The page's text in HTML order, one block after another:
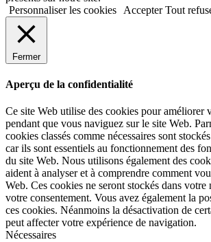
Personnaliser les cookies
Accepter Tout
Fermer
Aperçu de la confidentialité
Ce site Web utilise des cookies pour améliorer
pendant que vous naviguez sur le site Web.
cookies classés comme nécessaires sont
car ils sont essentiels au fonctionnement des
du site Web. Nous utilisons également des
aident à analyser et à comprendre comment
Web. Ces cookies ne seront stockés dans votre
votre consentement. Vous avez également la
ces cookies. Néanmoins la désactivation de
peut affecter votre expérience de navigation.
Nécessaires